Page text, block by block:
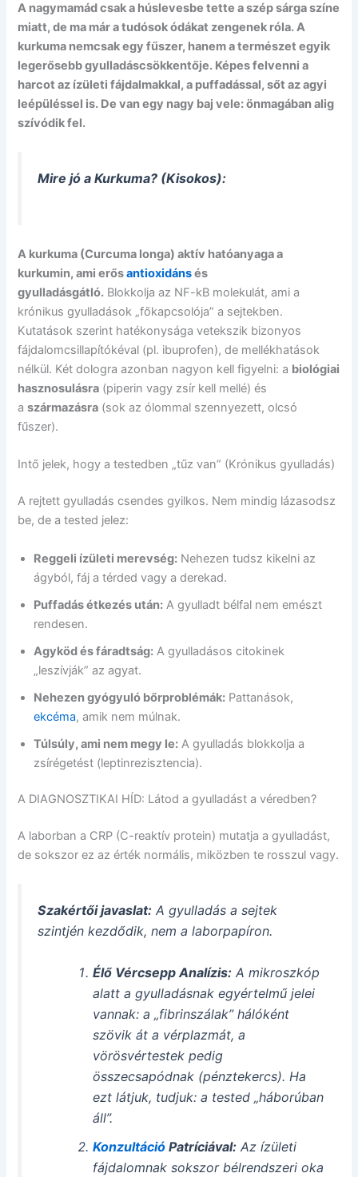
A nagymamád csak a húslevesbe tette a szép sárga színe
miatt, de ma már a tudósok ódákat zengenek róla. A
kurkuma nemcsak egy fűszer, hanem a természet egyik
legerősebb gyulladáscsökkentője. Képes felvenni a
harcot az ízületi fájdalmakkal, a puffadással, sőt az agyi
leépüléssel is. De van egy nagy baj vele: önmagában alig
szívódik fel.
Mire jó a Kurkuma? (Kisokos):
A kurkuma (Curcuma longa) aktív hatóanyaga a
kurkumin, ami erősantioxidánsés
gyulladásgátló. Blokkolja az NF-kB molekulát, ami a
krónikus gyulladások „főkapcsolója” a sejtekben.
Kutatások szerint hatékonysága vetekszik bizonyos
fájdalomcsillapítókéval (pl. ibuprofen), de mellékhatások
nélkül. Két dologra azonban nagyon kell figyelni: a biológiai
hasznosulásra (piperin vagy zsír kell mellé) és
aszármazásra (sok az ólommal szennyezett, olcsó
fűszer).
Intő jelek, hogy a testedben „tűz van” (Krónikus gyulladás)
A rejtett gyulladás csendes gyilkos. Nem mindig lázasodsz
be, de a tested jelez:
Reggeli ízületi merevség: Nehezen tudsz kikelni az
ágyból, fáj a térded vagy a derekad.
Puffadás étkezés után: A gyulladt bélfal nem emészt
rendesen.
Agyköd és fáradtság: A gyulladásos citokinek
„leszívják” az agyat.
Nehezen gyógyuló bőrproblémák: Pattanások,
ekcéma, amik nem múlnak.
Túlsúly, ami nem megy le: A gyulladás blokkolja a
zsírégetést (leptinrezisztencia).
A DIAGNOSZTIKAI HÍD: Látod a gyulladást a véredben?
A laborban a CRP (C-reaktív protein) mutatja a gyulladást,
de sokszor ez az érték normális, miközben te rosszul vagy.
Szakértői javaslat: A gyulladás a sejtek
szintjén kezdődik, nem a laborpapíron.
Élő Vércsepp Analízis:A mikroszkóp
alatt a gyulladásnak egyértelmű jelei
vannak: a „fibrinszálak” hálóként
szövik át a vérplazmát, a
vörösvértestek pedig
összecsapódnak (pénztekercs). Ha
ezt látjuk, tudjuk: a tested „háborúban
áll”.
KonzultációPatríciával:Az ízületi
fájdalomnak sokszor bélrendszeri oka